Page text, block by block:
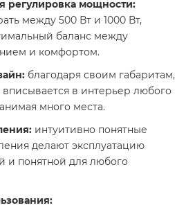
регулировка мощности:
между 500 Вт и 1000 Вт,
баланс между
и комфортом.​
благодаря своим габаритам,
вписывается в интерьер любого
много места.​
интуитивно понятные
делают эксплуатацию
и понятной для любого